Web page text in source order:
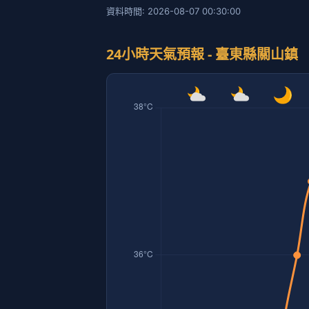
資料時間: 2026-08-07 00:30:00
24小時天氣預報 - 臺東縣關山鎮